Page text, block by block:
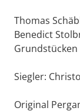
Thomas
Benedict
Grundstücken
Siegler:
Original